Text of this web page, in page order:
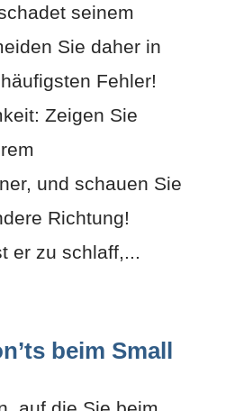
seinem
Sie daher in
Fehler!
Zeigen Sie
und schauen Sie
Richtung!
er zu schlaff,...
beim Small